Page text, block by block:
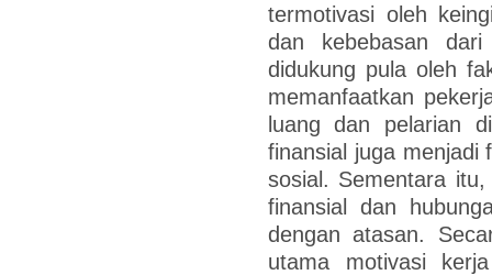
termotivasi oleh
dan kebebasan
didukung pula oleh
memanfaatkan
luang dan pelarian
finansial juga menjadi
sosial. Sementara
finansial dan
dengan atasan.
utama motivasi